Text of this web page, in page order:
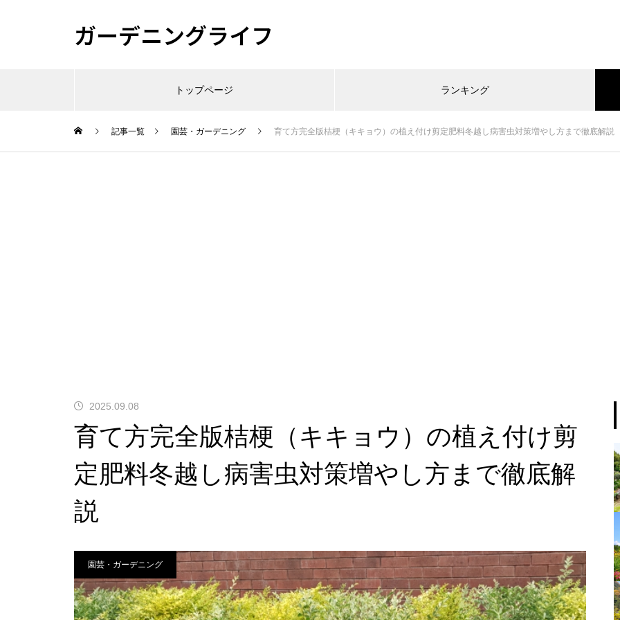
ガーデニングライフ
トップページ ランキング
記事一覧 園芸・ガーデニング 育て方完全版桔梗（キキョウ）の植え付け剪定肥料冬越し病害虫対策増やし方まで徹底解説
2025.09.08
育て方完全版桔梗（キキョウ）の植え付け剪
定肥料冬越し病害虫対策増やし方まで徹底解
説
園芸・ガーデニング